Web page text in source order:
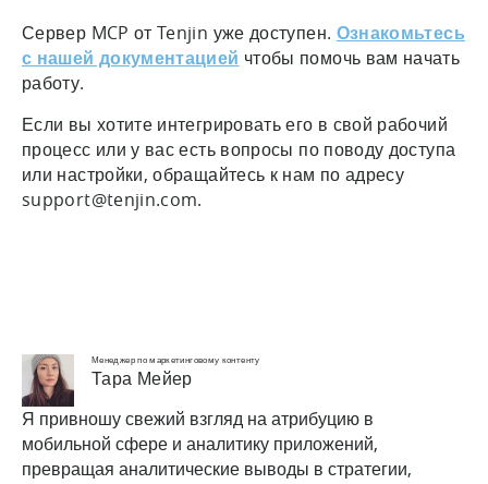
Сервер MCP от Tenjin уже доступен. Ознакомьтесь
с нашей документацией чтобы помочь вам начать
работу.
Если вы хотите интегрировать его в свой рабочий
процесс или у вас есть вопросы по поводу доступа
или настройки, обращайтесь к нам по адресу
support@tenjin.com.
Менеджер по маркетинговому контенту
Тара Мейер
Я привношу свежий взгляд на атрибуцию в
мобильной сфере и аналитику приложений,
превращая аналитические выводы в стратегии,